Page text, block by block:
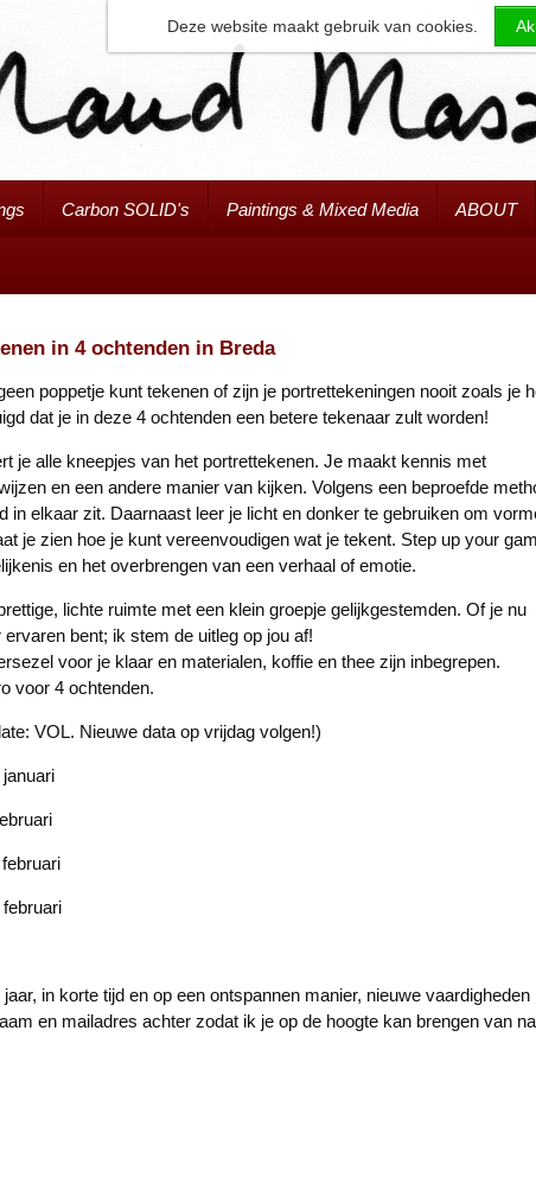
Carbon SOLID's Paintings & Mixed Media ABOUT
in 4 ochtenden in Breda
poppetje kunt tekenen of zijn je portrettekeningen nooit zoals je
dat je in deze 4 ochtenden een betere tekenaar zult worden!
je alle kneepjes van het portrettekenen. Je maakt kennis met
en een andere manier van kijken. Volgens een beproefde
in elkaar zit. Daarnaast leer je licht en donker te gebruiken om
je zien hoe je kunt vereenvoudigen wat je tekent. Step up your
en het overbrengen van een verhaal of emotie.
lichte ruimte met een klein groepje gelijkgestemden. Of je nu
ervaren bent; ik stem de uitleg op jou af!
voor je klaar en materialen, koffie en thee zijn inbegrepen.
voor 4 ochtenden.
VOL. Nieuwe data op vrijdag volgen!)
in korte tijd en op een ontspannen manier, nieuwe vaardigheden
en mailadres achter zodat ik je op de hoogte kan brengen van
Deze website maakt gebruik van cookies.